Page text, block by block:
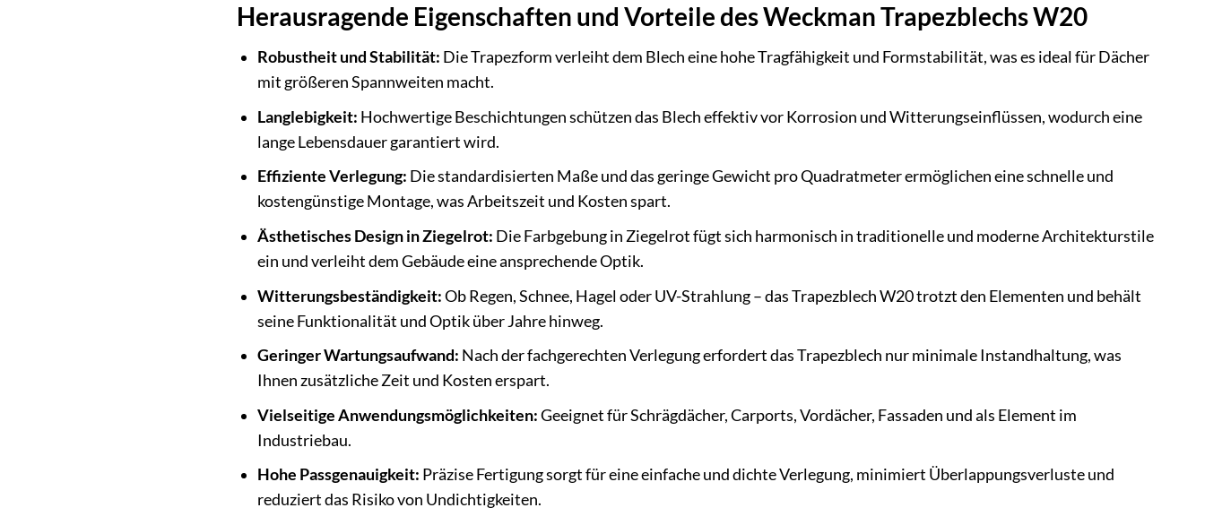
Herausragende Eigenschaften und Vorteile des Weckman Trapezblechs W20
Robustheit und Stabilität: Die Trapezform verleiht dem Blech eine hohe Tragfähigkeit und Formstabilität, was es ideal für Dächer
mit größeren Spannweiten macht.
Langlebigkeit: Hochwertige Beschichtungen schützen das Blech effektiv vor Korrosion und Witterungseinflüssen, wodurch eine
lange Lebensdauer garantiert wird.
Effiziente Verlegung: Die standardisierten Maße und das geringe Gewicht pro Quadratmeter ermöglichen eine schnelle und
kostengünstige Montage, was Arbeitszeit und Kosten spart.
Ästhetisches Design in Ziegelrot: Die Farbgebung in Ziegelrot fügt sich harmonisch in traditionelle und moderne Architekturstile
ein und verleiht dem Gebäude eine ansprechende Optik.
Witterungsbeständigkeit:Ob Regen, Schnee, Hagel oder UV-Strahlung – das Trapezblech W20 trotzt den Elementen und behält
seine Funktionalität und Optik über Jahre hinweg.
Geringer Wartungsaufwand: Nach der fachgerechten Verlegung erfordert das Trapezblech nur minimale Instandhaltung, was
Ihnen zusätzliche Zeit und Kosten erspart.
Vielseitige Anwendungsmöglichkeiten:Geeignet für Schrägdächer, Carports, Vordächer, Fassaden und als Element im
Industriebau.
Hohe Passgenauigkeit: Präzise Fertigung sorgt für eine einfache und dichte Verlegung, minimiert Überlappungsverluste und
reduziert das Risiko von Undichtigkeiten.